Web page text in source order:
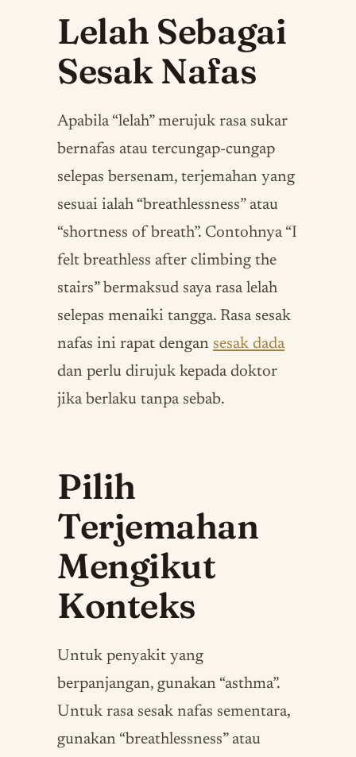
Lelah Sebagai
Sesak Nafas
Apabila “lelah” merujuk rasa sukar
bernafas atau tercungap-cungap
selepas bersenam, terjemahan yang
sesuai ialah “breathlessness” atau
“shortness of breath”. Contohnya “I
felt breathless after climbing the
stairs” bermaksud saya rasa lelah
selepas menaiki tangga. Rasa sesak
nafas ini rapat dengan sesak dada
dan perlu dirujuk kepada doktor
jika berlaku tanpa sebab.
Pilih
Terjemahan
Mengikut
Konteks
Untuk penyakit yang
berpanjangan, gunakan “asthma”.
Untuk rasa sesak nafas sementara,
gunakan “breathlessness” atau